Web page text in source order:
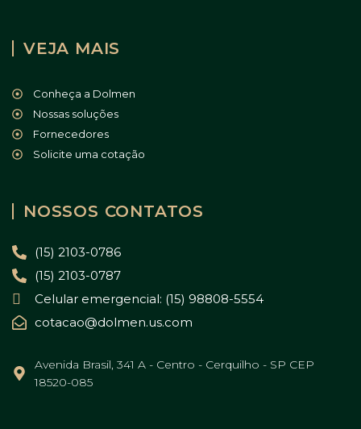
VEJA MAIS
Conheça a Dolmen
Nossas soluções
Fornecedores
Solicite uma cotação
NOSSOS CONTATOS
(15) 2103-0786
(15) 2103-0787
Celular emergencial: (15) 98808-5554
cotacao@dolmen.us.com
Avenida Brasil, 341 A - Centro - Cerquilho - SP CEP
18520-085